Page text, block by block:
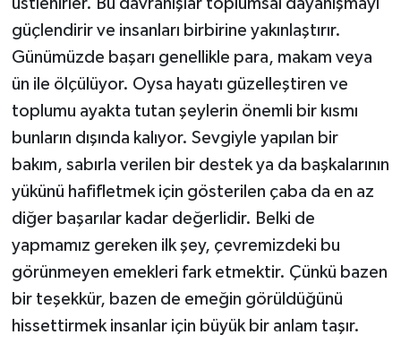
güçlendirir ve insanları birbirine yakınlaştırır.
Günümüzde başarı genellikle para, makam veya
ün ile ölçülüyor. Oysa hayatı güzelleştiren ve
toplumu ayakta tutan şeylerin önemli bir kısmı
bunların dışında kalıyor. Sevgiyle yapılan bir
bakım, sabırla verilen bir destek ya da başkalarının
yükünü hafifletmek için gösterilen çaba da en az
diğer başarılar kadar değerlidir. Belki de
yapmamız gereken ilk şey, çevremizdeki bu
görünmeyen emekleri fark etmektir. Çünkü bazen
bir teşekkür, bazen de emeğin görüldüğünü
hissettirmek insanlar için büyük bir anlam taşır.